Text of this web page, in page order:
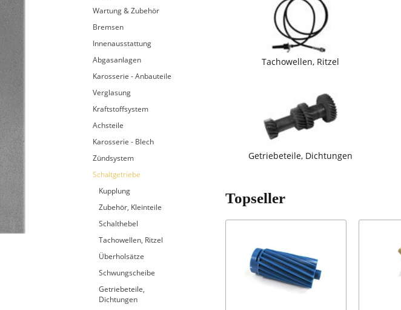
Wartung & Zubehör
Bremsen
Innenausstattung
Abgasanlagen
Karosserie - Anbauteile
Verglasung
Kraftstoffsystem
Achsteile
Karosserie - Blech
Zündsystem
Schaltgetriebe
Kupplung
Zubehör, Kleinteile
Schalthebel
Tachowellen, Ritzel
Überholsätze
Schwungscheibe
Getriebeteile,
Dichtungen
Tachowellen, Ritzel
Getriebeteile, Dichtungen
Topseller